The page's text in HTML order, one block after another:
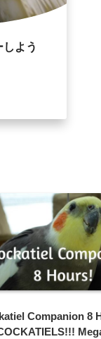
よう
Companion 8